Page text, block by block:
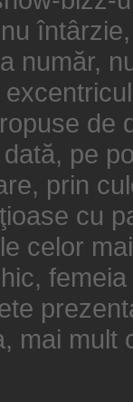
număr,
de
pe
prin
cu
celor
mai mult